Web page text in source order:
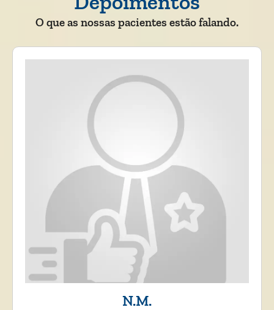
O que as nossas pacientes estão falando.
N.M.